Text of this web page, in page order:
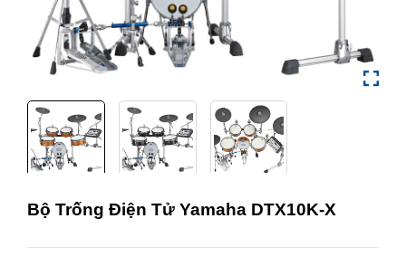
Bộ Trống Điện Tử Yamaha DTX10K-X